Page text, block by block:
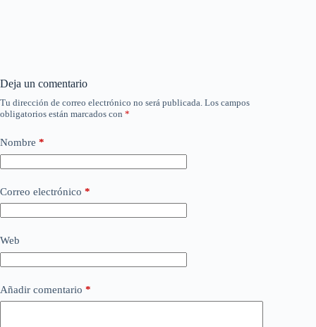
Deja un comentario
Tu dirección de correo electrónico no será publicada. Los campos
obligatorios están marcados con *
Nombre *
Correo electrónico *
Web
Añadir comentario *